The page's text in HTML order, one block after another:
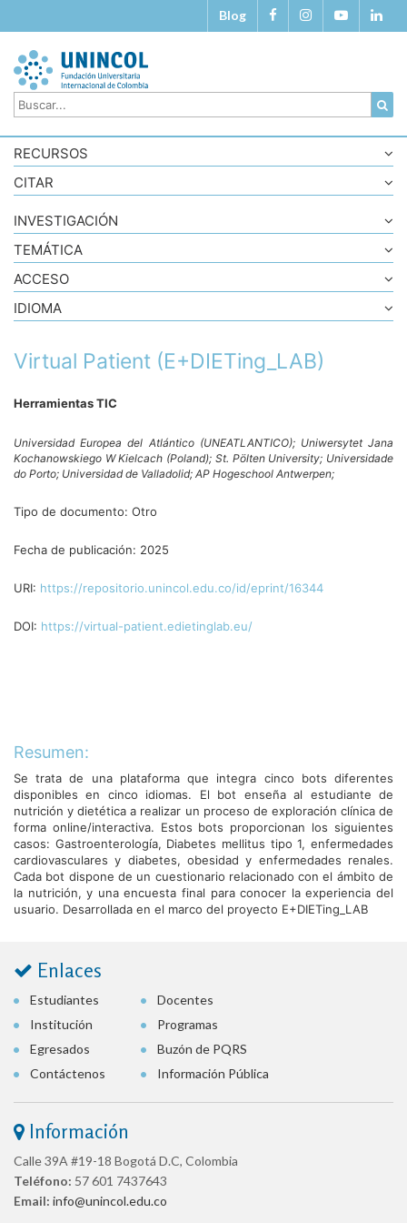
Blog
RECURSOS
CITAR
Virtual Patient (E+DIETing_LAB)
Herramientas TIC
Universidad Europea del Atlántico (UNEATLANTICO); Uniwersytet Jana
Kochanowskiego W Kielcach (Poland); St. Pölten University; Universidade
do Porto; Universidad de Valladolid; AP Hogeschool Antwerpen;
Tipo de documento: Otro
Fecha de publicación: 2025
URI: https://repositorio.unincol.edu.co/id/eprint/16344
DOI: https://virtual-patient.edietinglab.eu/
Resumen:
Se trata de una plataforma que integra cinco bots diferentes
disponibles en cinco idiomas. El bot enseña al estudiante de
nutrición y dietética a realizar un proceso de exploración clínica de
forma online/interactiva. Estos bots proporcionan los siguientes
casos: Gastroenterología, Diabetes mellitus tipo 1, enfermedades
cardiovasculares y diabetes, obesidad y enfermedades renales.
Cada bot dispone de un cuestionario relacionado con el ámbito de
la nutrición, y una encuesta final para conocer la experiencia del
usuario. Desarrollada en el marco del proyecto E+DIETing_LAB
INVESTIGACIÓN
TEMÁTICA
ACCESO
IDIOMA
Enlaces
Estudiantes
Docentes
Institución
Programas
Egresados
Buzón de PQRS
Contáctenos
Información Pública
Información
Calle 39A #19-18 Bogotá D.C, Colombia
Teléfono: 57 601 7437643
Email: info@unincol.edu.co